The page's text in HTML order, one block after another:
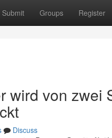
Submit Groups Register
wird von zwei
Discuss